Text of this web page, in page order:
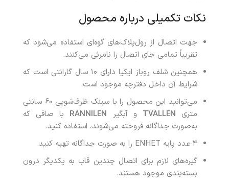
نکات تکمیلی درباره محصول
جهت اتصال از رول‌پلاک‌های گوه‌ای استفاده می‌شود که
تقریباً تمامی جای اتصال را نامرئی می‌کنند.
همچنین شلف روباز ایکیا دارای ۱۰ سال گارانتی است که
شرایط آن داخل دفترچه موجود است.
می‌توانید این محصول را با سینک ظرف‌شویی 60 سانتی
متری TVALLEN و آبگیر RANNILEN با صافی که
به‌صورت جداگانه فروخته می‌شوند، استفاده کنید.
۴ عدد پایه ENHET را به صورت جداگانه تهیه کنید.
گیره‌های لازم برای اتصال چندین قاب به یکدیگر درون
بسته‌بندی موجود هستند.